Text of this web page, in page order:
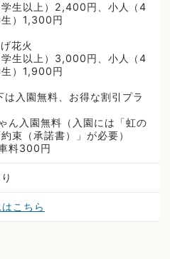
学生以上）2,400円、小人（4
）1,300円
花火
学生以上）3,000円、小人（4
）1,900円
は入園無料、お得な割引プラ
ん入園無料（入園には「虹の
束（承諾書）」が必要）
料300円
こちら